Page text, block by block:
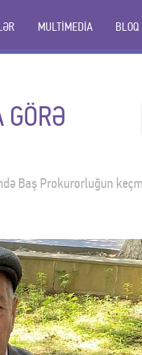
MULTİMEDİA BLOQ
Baş Prokurorluğun